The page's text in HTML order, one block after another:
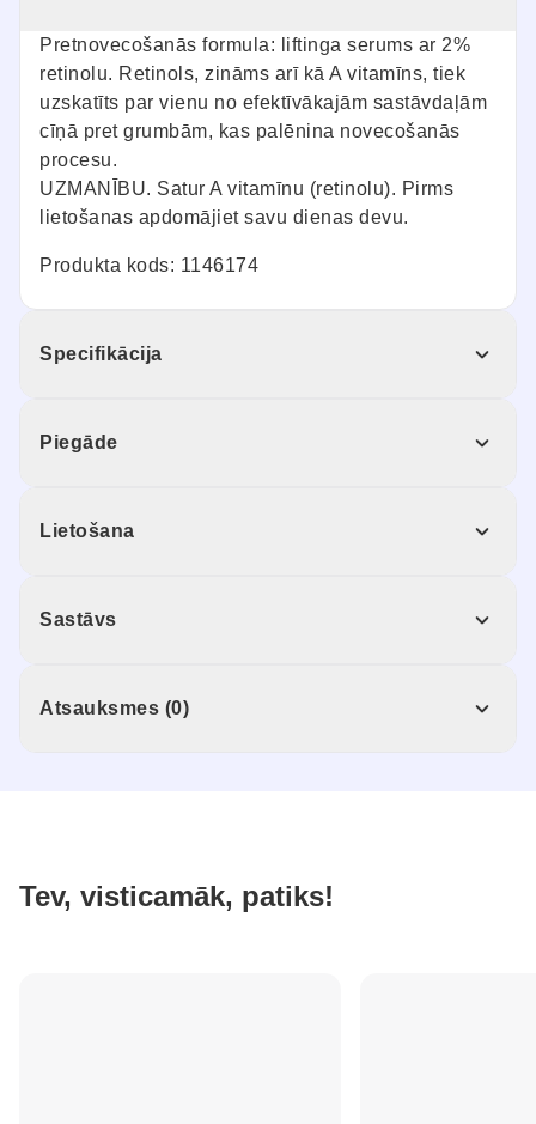
Pretnovecošanās formula: liftinga serums ar 2%
retinolu. Retinols, zināms arī kā A vitamīns, tiek
uzskatīts par vienu no efektīvākajām sastāvdaļām
cīņā pret grumbām, kas palēnina novecošanās
procesu.
UZMANĪBU. Satur A vitamīnu (retinolu). Pirms
lietošanas apdomājiet savu dienas devu.
Produkta kods: 1146174
Specifikācija
Piegāde
Lietošana
Sastāvs
Atsauksmes (0)
Tev, visticamāk, patiks!